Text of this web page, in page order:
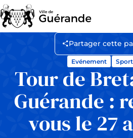
Tour de
Guérande :
vous le 27
Evénement Sport
Partager cette